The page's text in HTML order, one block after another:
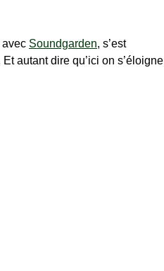
avec Soundgarden, s’est
autant dire qu’ici on s’éloigne